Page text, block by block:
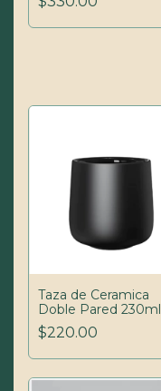
Taza de Ceramica
Doble Pared 230ml
$220.00